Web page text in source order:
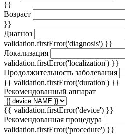
}}
Возраст
}}
Диагноз
validation.firstError('diagnosis') }}
Локализация
validation.firstError('localization') }}
Продолжительность заболевания
{{ validation.firstError('duration') }}
Рекомендованный аппарат
{{ validation.firstError('device') }}
Рекомендованная процедура
validation.firstError('procedure') }}